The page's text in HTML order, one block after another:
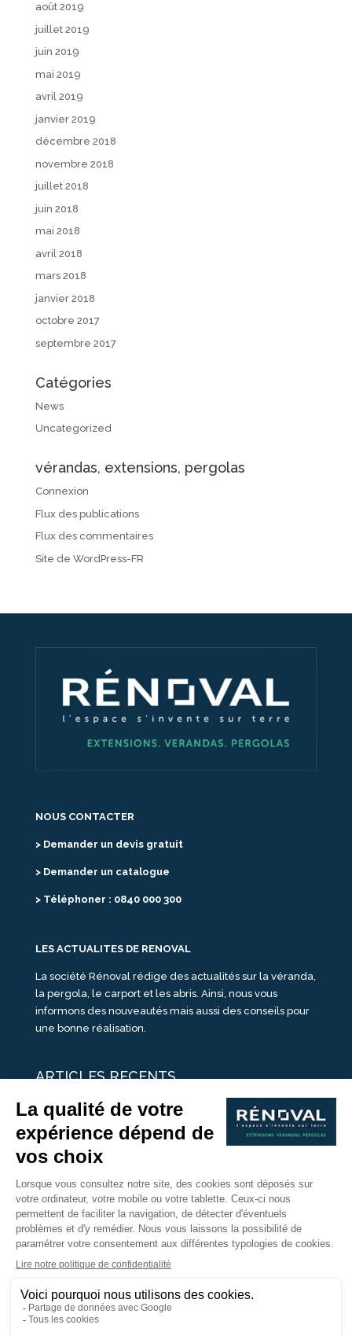
août 2019
juillet 2019
juin 2019
mai 2019
avril 2019
janvier 2019
décembre 2018
novembre 2018
juillet 2018
juin 2018
mai 2018
avril 2018
mars 2018
janvier 2018
octobre 2017
septembre 2017
Catégories
News
Uncategorized
vérandas, extensions, pergolas
Connexion
Flux des publications
Flux des commentaires
Site de WordPress-FR
NOUS CONTACTER
> Demander un devis gratuit
> Demander un catalogue
> Téléphoner : 0840 000 300
LES ACTUALITES DE RENOVAL
La société Rénoval rédige des actualités sur la véranda,
la pergola, le carport et les abris. Ainsi, nous vous
informons des nouveautés mais aussi des conseils pour
une bonne réalisation.
ARTICLES RECENTS
25 idées de vérandas design
Un été pour une véranda
Portes Ouvertes Véranda Extension Suisse | 26-27 Juin
Une ombre avec une pergola aluminium
portes ouvertes véranda sur mesure
Nous Suivre